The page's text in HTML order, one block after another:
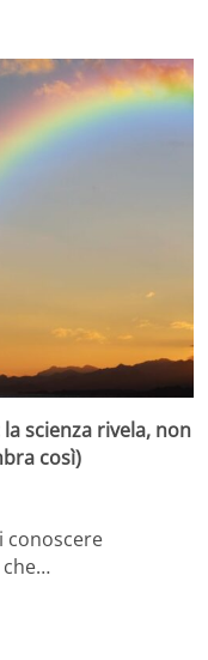
scienza rivela, non
così)
conoscere
che…